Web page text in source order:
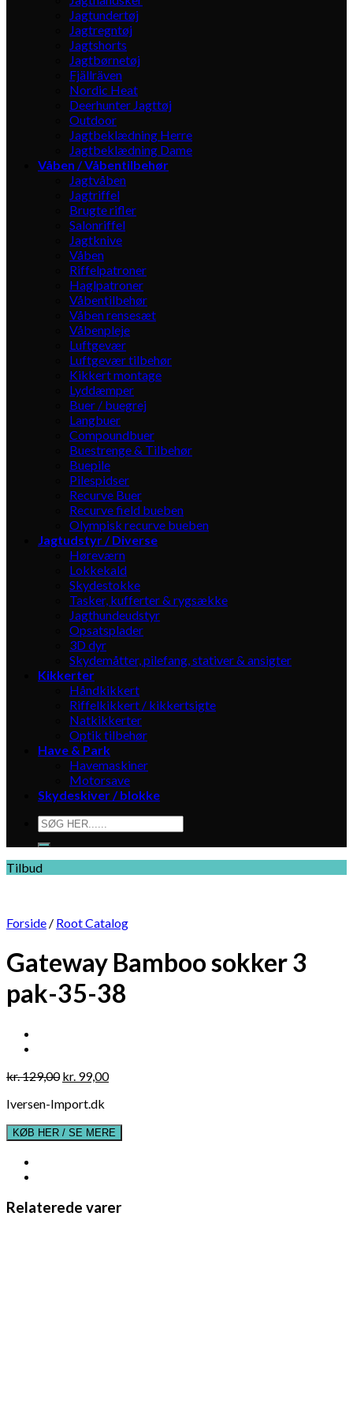
Jagtundertøj
Jagtregntøj
Jagtshorts
Jagtbørnetøj
Fjällräven
Nordic Heat
Deerhunter Jagttøj
Outdoor
Jagtbeklædning Herre
Jagtbeklædning Dame
Våben / Våbentilbehør
Jagtvåben
Jagtriffel
Brugte rifler
Salonriffel
Jagtknive
Våben
Riffelpatroner
Haglpatroner
Våbentilbehør
Våben rensesæt
Våbenpleje
Luftgevær
Luftgevær tilbehør
Kikkert montage
Lyddæmper
Buer / buegrej
Langbuer
Compoundbuer
Buestrenge & Tilbehør
Buepile
Pilespidser
Recurve Buer
Recurve field bueben
Olympisk recurve bueben
Jagtudstyr / Diverse
Høreværn
Lokkekald
Skydestokke
Tasker, kufferter & rygsække
Jagthundeudstyr
Opsatsplader
3D dyr
Skydemåtter, pilefang, stativer & ansigter
Kikkerter
Håndkikkert
Riffelkikkert / kikkertsigte
Natkikkerter
Optik tilbehør
Have & Park
Havemaskiner
Motorsave
Skydeskiver / blokke
Søg
efter:
Tilbud
Forside / Root Catalog
Gateway Bamboo sokker 3
pak-35-38
kr.129,00 Original
was:
kr. 99,00Current
Iversen-Import.dk
KØB HER / SE MERE
Relaterede varer